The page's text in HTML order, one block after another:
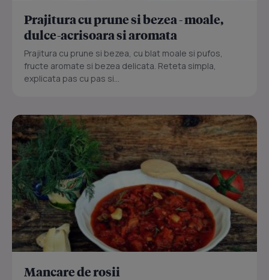
Prajitura cu prune si bezea - moale,
dulce-acrisoara si aromata
Prajitura cu prune si bezea, cu blat moale si pufos,
fructe aromate si bezea delicata. Reteta simpla,
explicata pas cu pas si...
Mancare de rosii